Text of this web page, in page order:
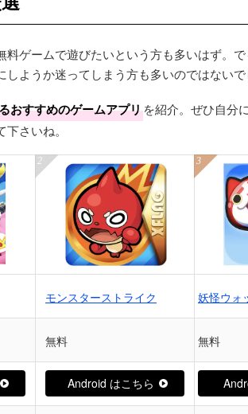
ゲームで遊びたいという方も多いはず。
ようか迷ってしまう方も多いのではないで
おすすめのゲームアプリを紹介。ぜひ自分
さいね。
モンスターストライク 妖怪ウォ
無料 無料
Android はこちら